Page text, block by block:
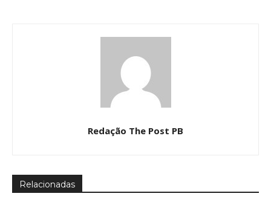
Redação The Post PB
Relacionadas